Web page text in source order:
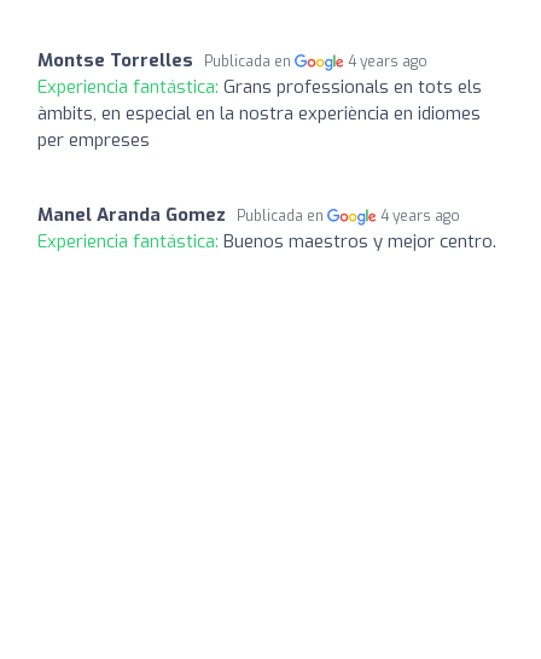
Montse Torrelles Publicada en 4 years ago
Experiencia fantástica: Grans professionals en tots els
àmbits, en especial en la nostra experiència en idiomes
per empreses
Manel Aranda Gomez Publicada en 4 years ago
Experiencia fantástica: Buenos maestros y mejor centro.